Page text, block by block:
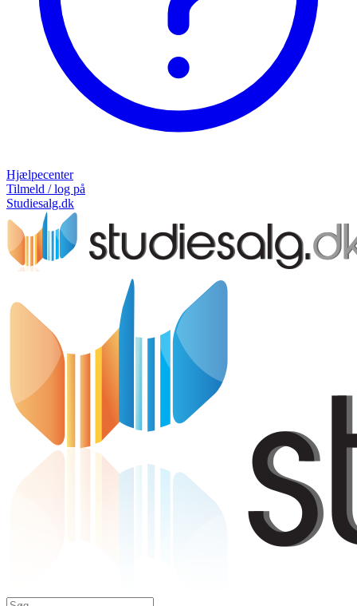
Hjælpecenter
Tilmeld / log på
Studiesalg.dk